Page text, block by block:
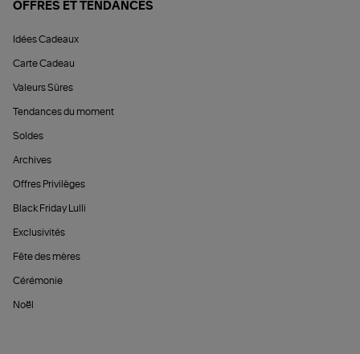
OFFRES ET TENDANCES
Idées Cadeaux
Carte Cadeau
Valeurs Sûres
Tendances du moment
Soldes
Archives
Offres Privilèges
Black Friday Lulli
Exclusivités
Fête des mères
Cérémonie
Noël